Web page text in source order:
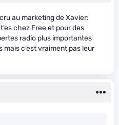
au marketing de Xavier:
chez Free et pour des
radio plus importantes
c’est vraiment pas leur